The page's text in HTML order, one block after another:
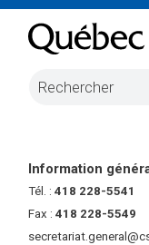
Information
Tél. :418 228-5541
Fax :418 228-5549